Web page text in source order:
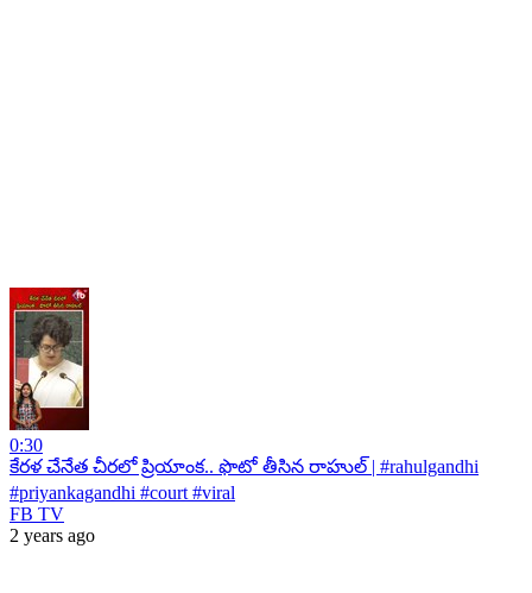
0:30
కేరళ చేనేత చీరలో ప్రియాంక.. ఫొటో తీసిన రాహుల్ | #rahulgandhi
#priyankagandhi #court #viral
FB TV
2 years ago